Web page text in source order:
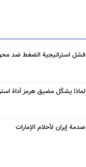
فشل استراتيجية الضغط ضد
لماذا يشكّل مضيق هرمز أداة
صدمة إيران لأحلام الإمارات